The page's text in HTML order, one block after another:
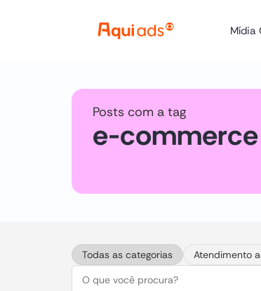
Mídia
Posts com a tag
e-
Todas as categorias Atendimento